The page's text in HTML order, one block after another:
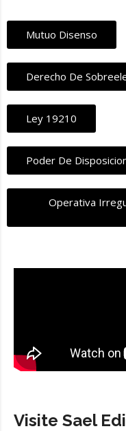
Mutuo Disenso
Derecho De
Ley 19210
Poder De
Operativa
Visite Sael